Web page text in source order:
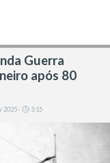
Guerra
após 80
2025 · 3:15